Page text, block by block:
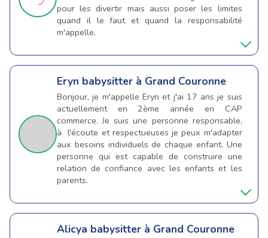
pour les divertir mais aussi poser les limites
quand il le faut et quand la responsabilité
m'appelle.
Eryn babysitter à Grand Couronne
Bonjour, je m'appelle Eryn et j'ai 17 ans je suis
actuellement en 2ème année en CAP
commerce. Je suis une personne responsable,
à l'écoute et respectueuses je peux m'adapter
aux besoins individuels de chaque enfant. Une
personne qui est capable de construire une
relation de confiance avec les enfants et les
parents.
Alicya babysitter à Grand Couronne